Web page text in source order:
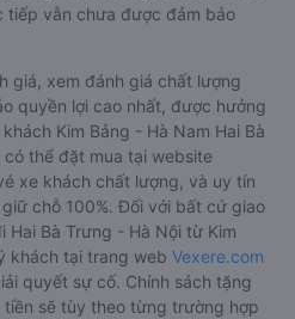
tiếp vẫn chưa được đảm bảo
giá, xem đánh giá chất lượng
quyền lợi cao nhất, được hưởng
Kim Bảng - Hà Nam Hai Bà
thể đặt mua tại website
xe khách chất lượng, và uy tín
chỗ 100%. Đối với bất cứ giao
Bà Trưng - Hà Nội từ Kim
khách tại trang web Vexere.com
quyết sự cố. Chính sách tặng
sẽ tùy theo từng trường hợp